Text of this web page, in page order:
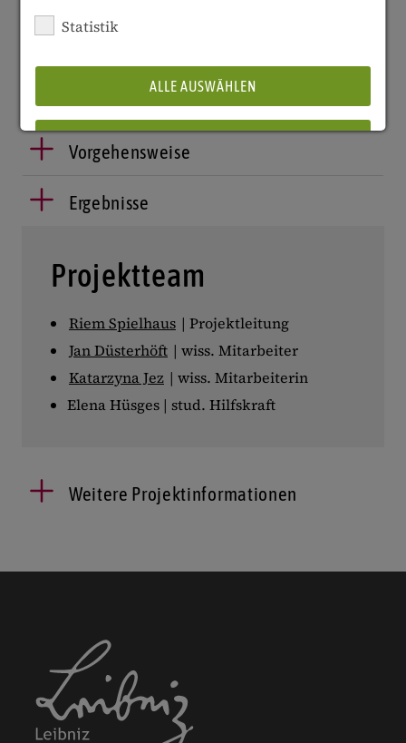
Beziehungen und gesellschaftlichem
Ziele
Vorgehensweise
Ergebnisse
Projektteam
Riem Spielhaus | Projektleitung
Jan Düsterhöft | wiss. Mitarbeiter
Katarzyna Jez | wiss. Mitarbeiterin
Elena Hüsges | stud. Hilfskraft
Weitere Projektinformationen
Statistik
ALLE AUSWÄHLEN